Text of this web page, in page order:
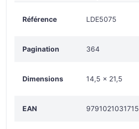
Référence LDE5075
Pagination 364
Dimensions 14,5 × 21,5
EAN 9791021031715